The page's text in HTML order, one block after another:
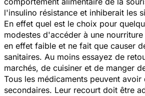
l'insulino résistance et inhiberait les
En effet quel est le choix pour
modestes d'accéder à une
en effet faible et ne fait que causer
sanitaires. Au moins essayez de
marchés, de cuisiner et de manger
Tous les médicaments peuvent avoir
secondaires. Leur recourt doit être